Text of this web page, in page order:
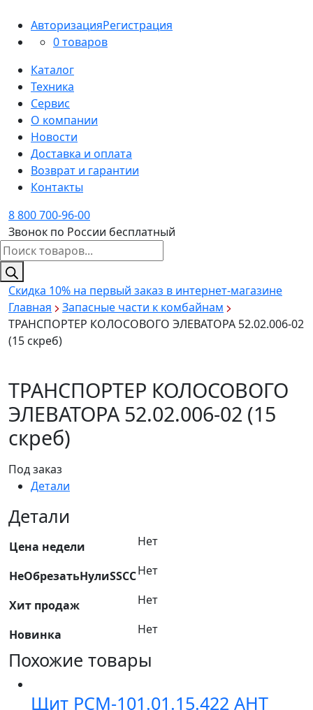
АвторизацияРегистрация
0 товаров
Каталог
Техника
Сервис
О компании
Новости
Доставка и оплата
Возврат и гарантии
Контакты
8 800 700-96-00
Звонок по России бесплатный
Поиск
товаров
Скидка 10% на первый заказ в интернет-магазине
Главная
Запасные части к комбайнам
ТРАНСПОРТЕР КОЛОСОВОГО ЭЛЕВАТОРА 52.02.006-02
(15 скреб)
ТРАНСПОРТЕР КОЛОСОВОГО
ЭЛЕВАТОРА 52.02.006-02 (15
скреб)
Под заказ
Детали
Детали
Цена недели Нет
НеОбрезатьНулиSSCCНет
Хит продаж Нет
Новинка Нет
Похожие товары
Щит РСМ-101.01.15.422 АНТ